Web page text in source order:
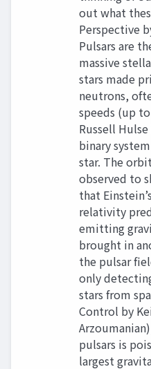
out what
Perspective
Pulsars are
massive
stars made
neutrons,
speeds (up
Russell
binary
star. The
observed to
that
relativity
emitting
brought in
the pulsar
only
stars from
Control by
pulsars is
largest